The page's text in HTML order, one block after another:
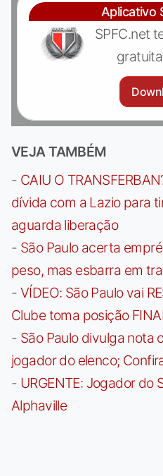
Aplicativo
SPFC.net
VEJA TAMBÉM
- CAIU O
dívida com a Lazio para
aguarda liberação
- São Paulo acerta
peso, mas esbarra em
- VÍDEO: São Paulo vai
Clube toma posição
- São Paulo divulga nota
jogador do elenco;
- URGENTE: Jogador do
Alphaville